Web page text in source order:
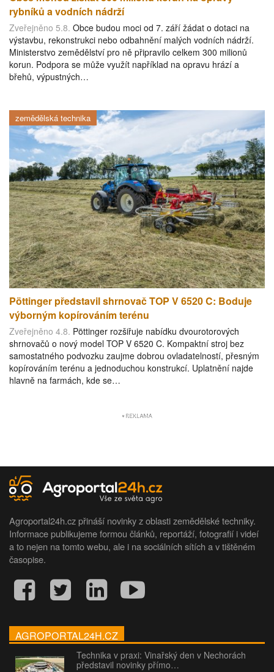
rybníků a vodních nádrží
Zveřejněno 5.8. Obce budou moci od 7. září žádat o dotaci na
výstavbu, rekonstrukci nebo odbahnění malých vodních nádrží.
Ministerstvo zemědělství pro ně připravilo celkem 300 milionů
korun. Podpora se může využít například na opravu hrází a
břehů, výpustných…
zemědělská technika
Pöttinger představil shrnovač TOP V 6520 C: Boduje
výborným kopírováním terénu
Zveřejněno 4.8. Pöttinger rozšiřuje nabídku dvourotorových
shrnovačů o nový model TOP V 6520 C. Kompaktní stroj bez
samostatného podvozku zaujme dobrou ovladatelností, přesným
kopírováním terénu a jednoduchou konstrukcí. Uplatnění najde
hlavně na farmách, kde se…
Agroportal24h.cz přináší novinky z oblasti zemědělské techniky.
Informace publikujeme formou článků, reportáží, fotografií i videí
a to nejen na tomto webu, ale i na sociálních sítích a v tištěném
časopise.
AGROPORTAL24H.CZ
Technika v praxi: Vinařský den v Nechorách
představil novinky přímo…